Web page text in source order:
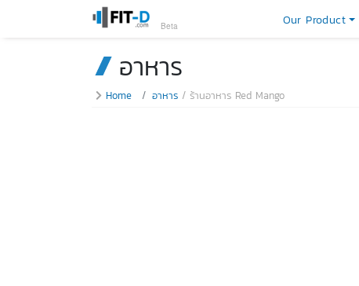
Our Product
Beta
อาหาร
Home อาหาร ร้านอาหาร Red Mango